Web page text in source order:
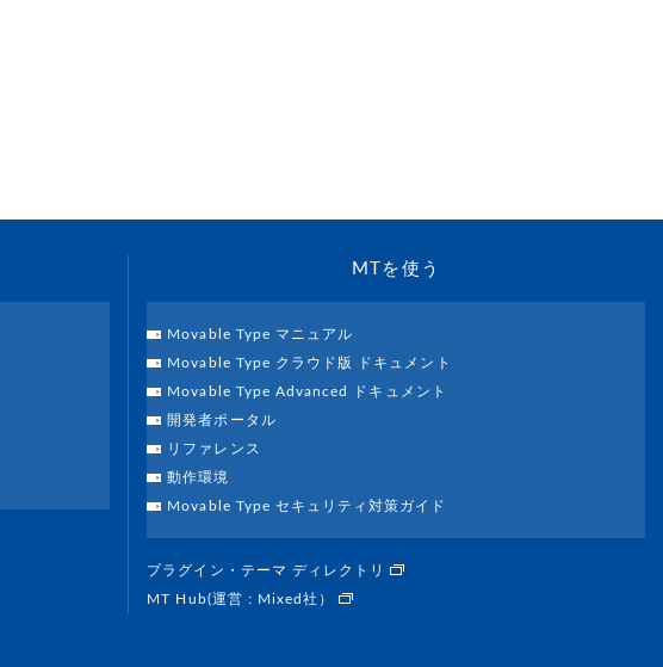
MTを使う
Movable Type マニュアル
Movable Type クラウド版 ドキュメント
Movable Type Advanced ドキュメント
開発者ポータル
リファレンス
動作環境
Movable Type セキュリティ対策ガイド
プラグイン・テーマ ディレクトリ
MT Hub(運営 : Mixed社）